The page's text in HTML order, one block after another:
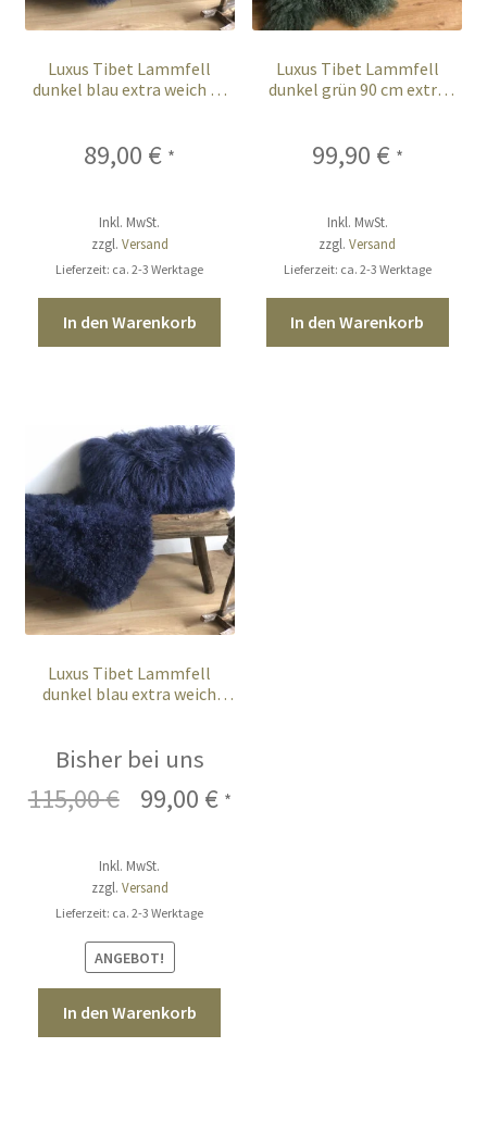
Luxus Tibet Lammfell
dunkel blau extra weich 90
89,00 € *
Inkl. MwSt.
zzgl. Versand
Lieferzeit: ca. 2-3 Werktage
In den Warenkorb
Luxus Tibet Lammfell
dunkel grün 90 cm extra
99,90 € *
Inkl. MwSt.
zzgl.Versand
Lieferzeit: ca. 2-3 Werktage
In den Warenkorb
Luxus Tibet Lammfell
dunkel blau extra weich
Bisher bei uns
115,00€
Ursprünglicher
war:
115,00 €
99,00 €Aktueller
*
Inkl. MwSt.
zzgl. Versand
Lieferzeit: ca. 2-3 Werktage
ANGEBOT!
In den Warenkorb